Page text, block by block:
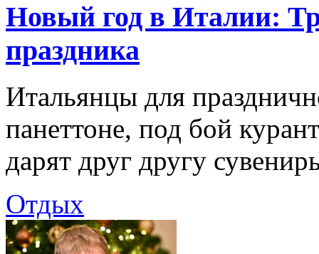
Новый год в Италии:
праздника
Итальянцы для
панеттоне, под бой
дарят друг другу
Отдых